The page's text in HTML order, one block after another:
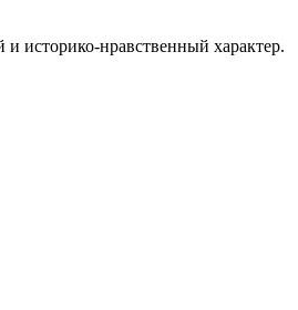
нравственный характер.